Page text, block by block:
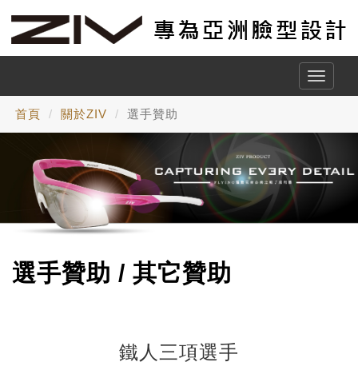
Toggle
首頁 關於ZIV 選手贊助
選手贊助 / 其它贊助
鐵人三項選手